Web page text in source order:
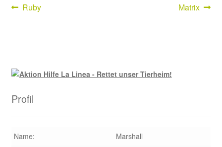
Beitragsnavigation
Vorheriger
Ruby
Nächster
Matrix
Profil
Name:
Marshall